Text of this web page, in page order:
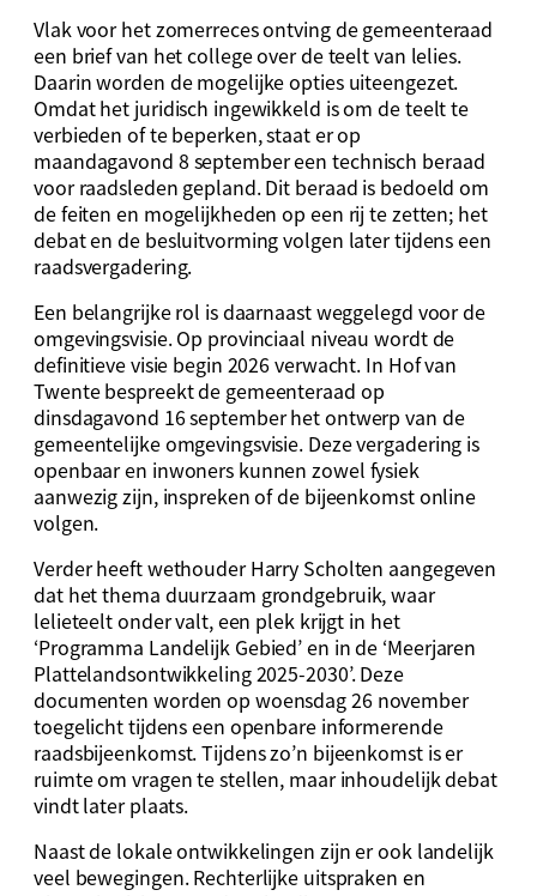
Vlak voor het zomerreces ontving de gemeenteraad
een brief van het college over de teelt van lelies.
Daarin worden de mogelijke opties uiteengezet.
Omdat het juridisch ingewikkeld is om de teelt te
verbieden of te beperken, staat er op
maandagavond 8 september een technisch beraad
voor raadsleden gepland. Dit beraad is bedoeld om
de feiten en mogelijkheden op een rij te zetten; het
debat en de besluitvorming volgen later tijdens een
raadsvergadering.
Een belangrijke rol is daarnaast weggelegd voor de
omgevingsvisie. Op provinciaal niveau wordt de
definitieve visie begin 2026 verwacht. In Hof van
Twente bespreekt de gemeenteraad op
dinsdagavond 16 september het ontwerp van de
gemeentelijke omgevingsvisie. Deze vergadering is
openbaar en inwoners kunnen zowel fysiek
aanwezig zijn, inspreken of de bijeenkomst online
volgen.
Verder heeft wethouder Harry Scholten aangegeven
dat het thema duurzaam grondgebruik, waar
lelieteelt onder valt, een plek krijgt in het
‘Programma Landelijk Gebied’ en in de ‘Meerjaren
Plattelandsontwikkeling 2025-2030’. Deze
documenten worden op woensdag 26 november
toegelicht tijdens een openbare informerende
raadsbijeenkomst. Tijdens zo’n bijeenkomst is er
ruimte om vragen te stellen, maar inhoudelijk debat
vindt later plaats.
Naast de lokale ontwikkelingen zijn er ook landelijk
veel bewegingen. Rechterlijke uitspraken en